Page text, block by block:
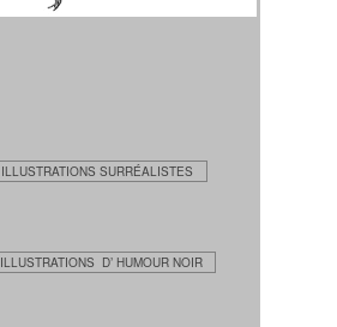
ILLUSTRATIONS D’ HUMOUR NOIR
ILLUSTRATIONS SURRÉALISTES